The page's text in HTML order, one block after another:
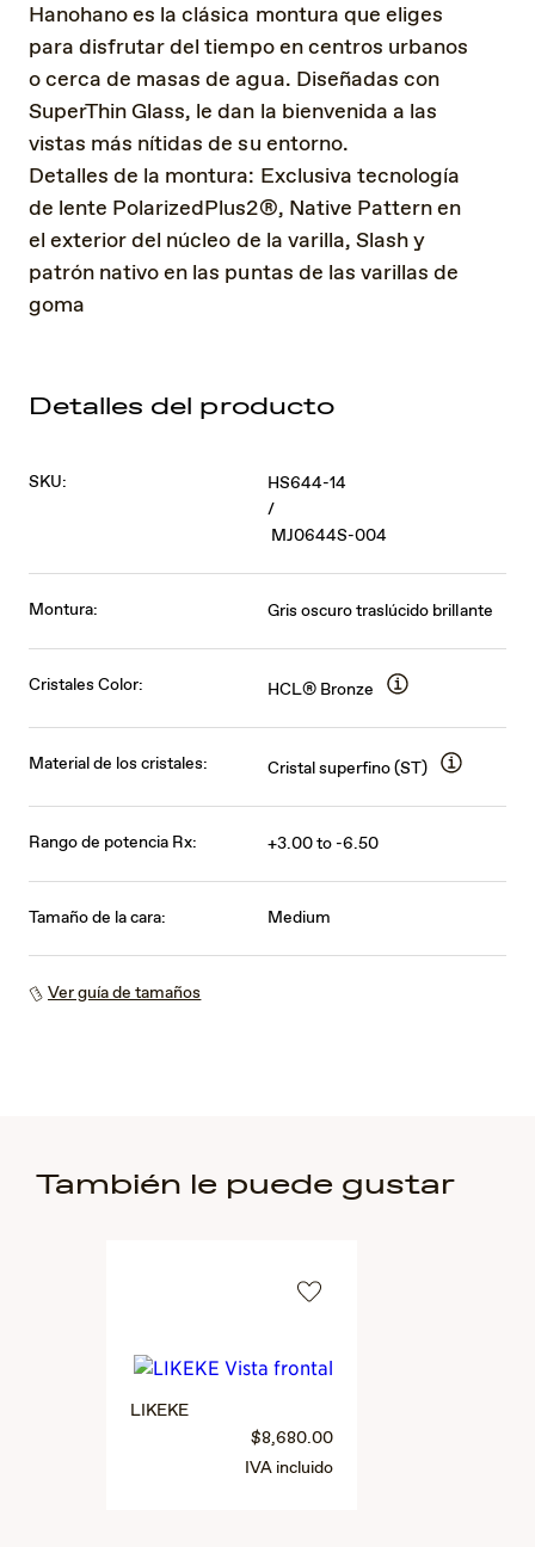
Hanohano es la clásica montura que eliges
para disfrutar del tiempo en centros urbanos
o cerca de masas de agua. Diseñadas con
SuperThin Glass, le dan la bienvenida a las
vistas más nítidas de su entorno.
Detalles de la montura: Exclusiva tecnología
de lente PolarizedPlus2®, Native Pattern en
el exterior del núcleo de la varilla, Slash y
patrón nativo en las puntas de las varillas de
goma
Detalles del producto
SKU:
HS644-14
/
MJ0644S-004
Montura: Gris oscuro traslúcido brillante
Cristales Color: HCL® Bronze
Material de los cristales: Cristal superfino (ST)
Rango de potencia Rx: +3.00 to -6.50
Tamaño de la cara: Medium
Ver guía de tamaños
También le puede gustar
LIKEKE
$8,680.00
IVA incluido